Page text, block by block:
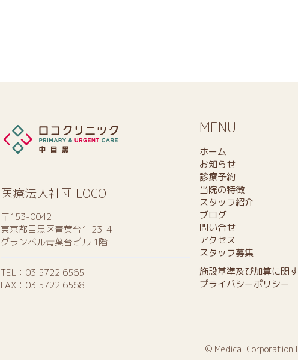
医療法人社団 LOCO
〒153-0042
東京都目黒区青葉台1-23-4
グランベル青葉台ビル 1階
TEL： 03 5722 6565
FAX：03 5722 6568
MENU
ホーム
お知らせ
診療予約
当院の特徴
スタッフ紹介
ブログ
問い合せ
アクセス
スタッフ募集
施設基準及び加算に関
プライバシーポリシー
© Medical Corporation